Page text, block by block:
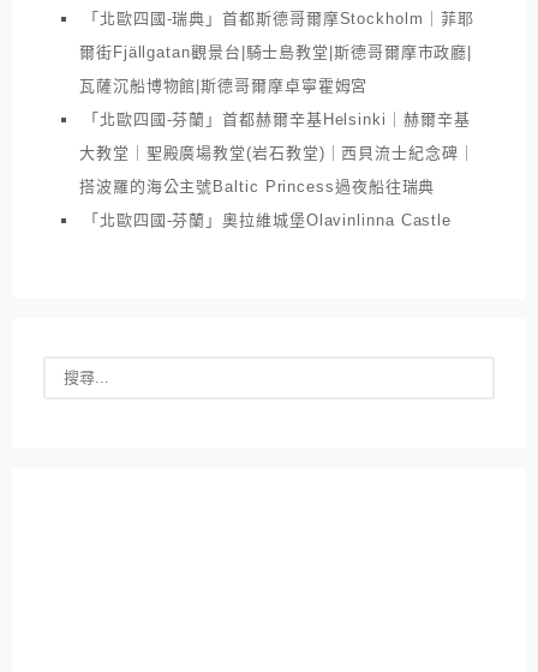
「北歐四國-瑞典」首都斯德哥爾摩Stockholm｜菲耶
爾街Fjällgatan觀景台|騎士島教堂|斯德哥爾摩市政廳|
瓦薩沉船博物館|斯德哥爾摩卓寧霍姆宮
「北歐四國-芬蘭」首都赫爾辛基Helsinki｜赫爾辛基
大教堂｜聖殿廣場教堂(岩石教堂)｜西貝流士紀念碑｜
搭波羅的海公主號Baltic Princess過夜船往瑞典
「北歐四國-芬蘭」奧拉維城堡Olavinlinna Castle